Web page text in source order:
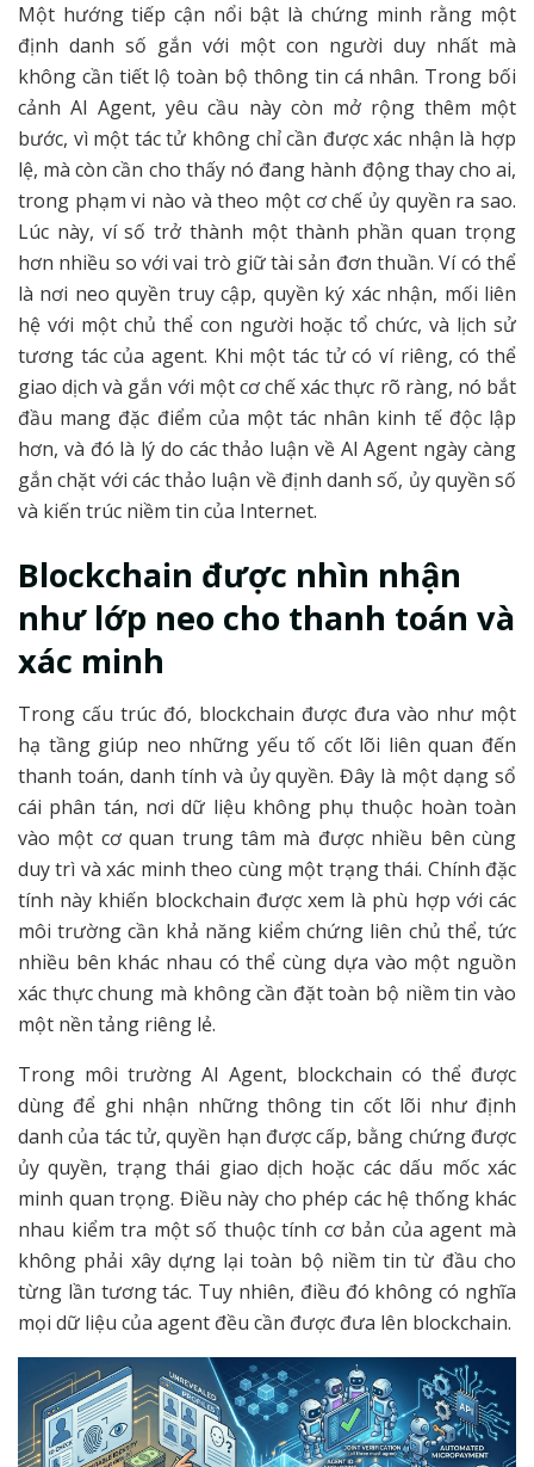
Một hướng tiếp cận nổi bật là chứng minh rằng một
định danh số gắn với một con người duy nhất mà
không cần tiết lộ toàn bộ thông tin cá nhân. Trong bối
cảnh AI Agent, yêu cầu này còn mở rộng thêm một
bước, vì một tác tử không chỉ cần được xác nhận là hợp
lệ, mà còn cần cho thấy nó đang hành động thay cho ai,
trong phạm vi nào và theo một cơ chế ủy quyền ra sao.
Lúc này, ví số trở thành một thành phần quan trọng
hơn nhiều so với vai trò giữ tài sản đơn thuần. Ví có thể
là nơi neo quyền truy cập, quyền ký xác nhận, mối liên
hệ với một chủ thể con người hoặc tổ chức, và lịch sử
tương tác của agent. Khi một tác tử có ví riêng, có thể
giao dịch và gắn với một cơ chế xác thực rõ ràng, nó bắt
đầu mang đặc điểm của một tác nhân kinh tế độc lập
hơn, và đó là lý do các thảo luận về AI Agent ngày càng
gắn chặt với các thảo luận về định danh số, ủy quyền số
và kiến trúc niềm tin của Internet.
Blockchain được nhìn nhận
như lớp neo cho thanh toán và
xác minh
Trong cấu trúc đó, blockchain được đưa vào như một
hạ tầng giúp neo những yếu tố cốt lõi liên quan đến
thanh toán, danh tính và ủy quyền. Đây là một dạng sổ
cái phân tán, nơi dữ liệu không phụ thuộc hoàn toàn
vào một cơ quan trung tâm mà được nhiều bên cùng
duy trì và xác minh theo cùng một trạng thái. Chính đặc
tính này khiến blockchain được xem là phù hợp với các
môi trường cần khả năng kiểm chứng liên chủ thể, tức
nhiều bên khác nhau có thể cùng dựa vào một nguồn
xác thực chung mà không cần đặt toàn bộ niềm tin vào
một nền tảng riêng lẻ.
Trong môi trường AI Agent, blockchain có thể được
dùng để ghi nhận những thông tin cốt lõi như định
danh của tác tử, quyền hạn được cấp, bằng chứng được
ủy quyền, trạng thái giao dịch hoặc các dấu mốc xác
minh quan trọng. Điều này cho phép các hệ thống khác
nhau kiểm tra một số thuộc tính cơ bản của agent mà
không phải xây dựng lại toàn bộ niềm tin từ đầu cho
từng lần tương tác. Tuy nhiên, điều đó không có nghĩa
mọi dữ liệu của agent đều cần được đưa lên blockchain.